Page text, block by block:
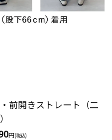
前開きストレート（二
円(税込)